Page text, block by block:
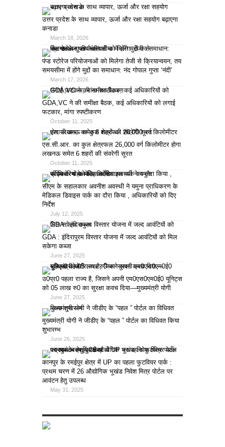
उत्तर प्रदेश के साथ व्यापार, ऊर्जा और रक्षा सहयोग बढ़ाएगा
कनाडा
March 18, 2026
पंप्ड स्टोरेज परियोजनाओं को मिलेगा तेजी से क्रियान्वयन, तय
समयसीमा में होंगे मुद्दों का समाधान: नंद गोपाल गुप्ता ‘नंदी’
March 17, 2026
GDA,VC ने की समीक्षा बैठक, कई अधिकारियों को लगाई
फटकार, मांगा स्पष्टीकरण
October 11, 2025
एस.सी.आर. का कुल क्षेत्रफल 26,000 वर्ग किलोमीटर होगा
लखनऊ समेत 6 शहरों की संवरेगी सूरत
October 11, 2025
सीएम के सहालकार अवनीश अवस्थी ने यमुना प्राधिकरण के
मेडिकल डिवाइस पार्क का दौरा किया , अधिकारियों को दिए
निर्देश
July 12, 2025
GDA : इंदिरापुरम विस्तार योजना में जल्द आवंटियों को मिल
सकेगा कब्जा
June 27, 2025
उ0प्र0 पहला राज्य है, जिसने अपनी एम0एस0एम0ई0 यूनिट्स
को 05 लाख रु0 का सुरक्षा कवच दिया—मुख्यमंत्री योगी
June 27, 2025
मुख्यमंत्री योगी ने जीडीए के “पहल ” पोर्टल का विधिवत किया
शुभारम्भ
June 26, 2025
कानपुर के रमईपुर क्षेत्र में UP का पहला फुटवियर पार्क :
प्रथम चरण में 26 औद्योगिक भूखंड निवेश मित्र पोर्टल पर
आवंटन हेतु उपलब्ध
May 31, 2025